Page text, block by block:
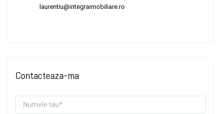
laurentiu@integraimobiliare.ro
Contacteaza-ma